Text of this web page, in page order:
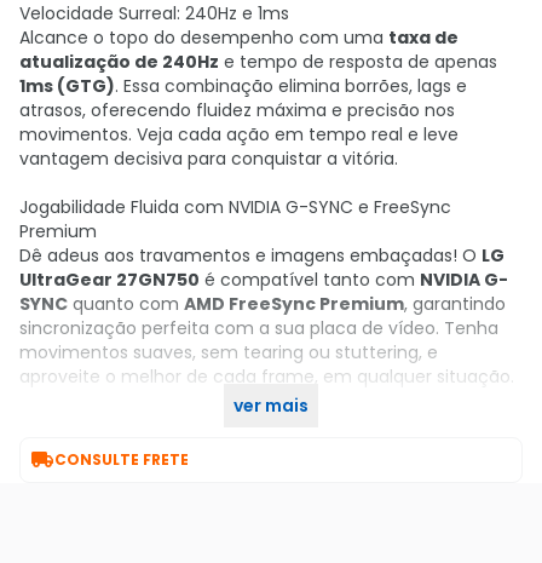
Velocidade Surreal: 240Hz e 1ms
Alcance o topo do desempenho com uma taxa de
atualização de 240Hz e tempo de resposta de apenas
1ms (GTG). Essa combinação elimina borrões, lags e
atrasos, oferecendo fluidez máxima e precisão nos
movimentos. Veja cada ação em tempo real e leve
vantagem decisiva para conquistar a vitória.
Jogabilidade Fluida com NVIDIA G-SYNC e FreeSync
Premium
Dê adeus aos travamentos e imagens embaçadas! O LG
UltraGear 27GN750 é compatível tanto com NVIDIA G-
SYNC quanto com AMD FreeSync Premium, garantindo
sincronização perfeita com a sua placa de vídeo. Tenha
movimentos suaves, sem tearing ou stuttering, e
aproveite o melhor de cada frame, em qualquer situação.
ver mais
CONSULTE FRETE